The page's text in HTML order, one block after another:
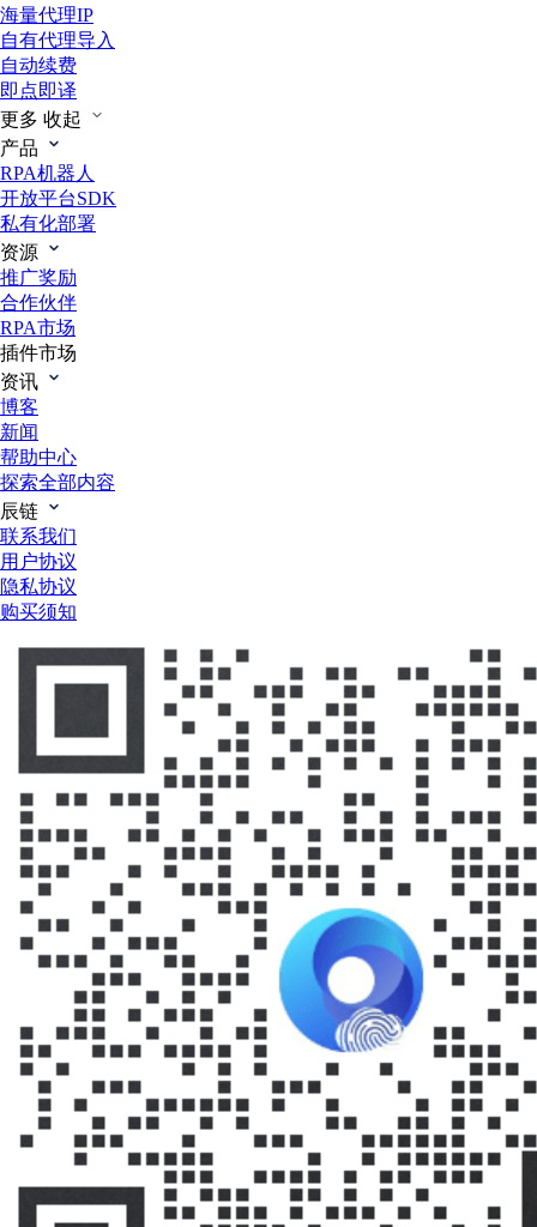
海量代理IP
自有代理导入
自动续费
即点即译
更多 收起
产品
RPA机器人
开放平台SDK
私有化部署
资源
推广奖励
合作伙伴
RPA市场
插件市场
资讯
博客
新闻
帮助中心
探索全部内容
辰链
联系我们
用户协议
隐私协议
购买须知